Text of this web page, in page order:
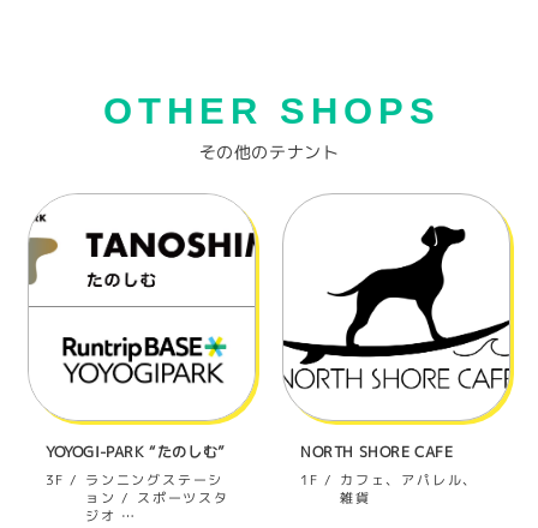
OTHER SHOPS
その他のテナント
YOYOGI-PARK “たのしむ”
3F ランニングステーシ
ョン / スポーツスタ
ジオ …
NORTH SHORE CAFE
1F カフェ、アパレル、
雑貨